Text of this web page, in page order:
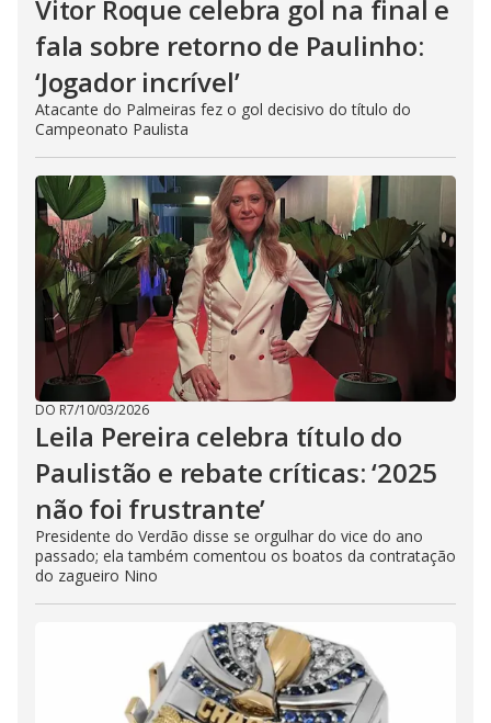
Vitor Roque celebra gol na final e
fala sobre retorno de Paulinho:
‘Jogador incrível’
Atacante do Palmeiras fez o gol decisivo do título do
Campeonato Paulista
DO R7/10/03/2026
Leila Pereira celebra título do
Paulistão e rebate críticas: ‘2025
não foi frustrante’
Presidente do Verdão disse se orgulhar do vice do ano
passado; ela também comentou os boatos da contratação
do zagueiro Nino